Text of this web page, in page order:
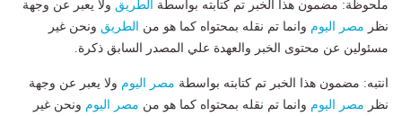
ملحوظة: مضمون هذا الخبر تم كتابته بواسطة الطريق ولا يعبر عن وجهة
نظر مصر اليوم وانما تم نقله بمحتواه كما هو من الطريق ونحن غير
مسئولين عن محتوى الخبر والعهدة علي المصدر السابق ذكرة.
انتبه: مضمون هذا الخبر تم كتابته بواسطة مصر اليوم ولا يعبر عن وجهة
نظر مصر اليوم وانما تم نقله بمحتواه كما هو من مصر اليوم ونحن غير